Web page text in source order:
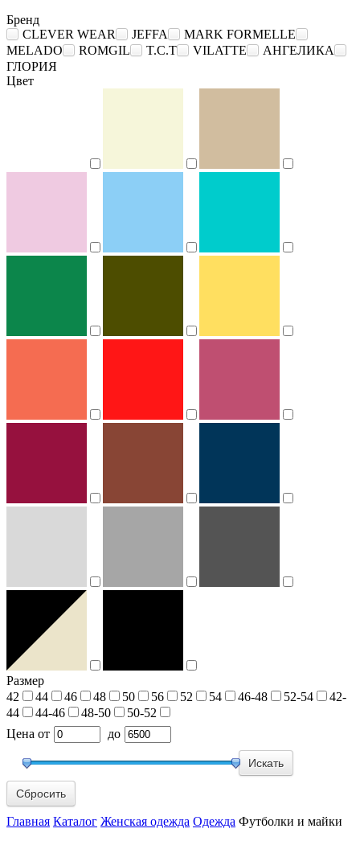
Бренд
CLEVER WEAR
JEFFA
MARK FORMELLE
MELADO
ROMGIL T.C.T VILATTE
АНГЕЛИКА
ГЛОРИЯ
Цвет
Размер
42
44 46 48 50 56 52 54 46-48 52-54
42-
44
44-46 48-50
50-52
Цена от до
Сбросить
Главная Каталог Женская одежда Одежда Футболки и майки